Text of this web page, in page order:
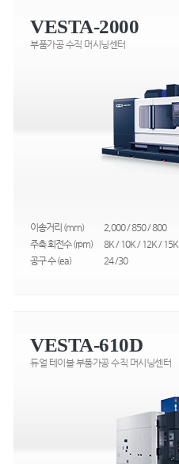
VESTA-2000
부품가공 수직 머시닝센터
이송거리 (mm)
2,000 / 850 / 800
주축 회전수 (rpm)
8K / 10K / 12K / 15K
공구 수 (ea)
24 /30
VESTA-610D
듀얼 테이블 부품가공 수직 머시닝센터